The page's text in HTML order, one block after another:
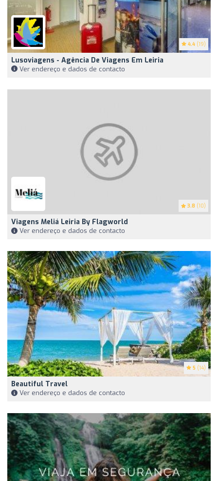
4.4 (19)
Lusoviagens - Agência De Viagens Em Leiria
Ver endereço e dados de contacto
3.8 (10)
Viagens Meliá Leiria By Flagworld
Ver endereço e dados de contacto
5 (14)
Beautiful Travel
Ver endereço e dados de contacto